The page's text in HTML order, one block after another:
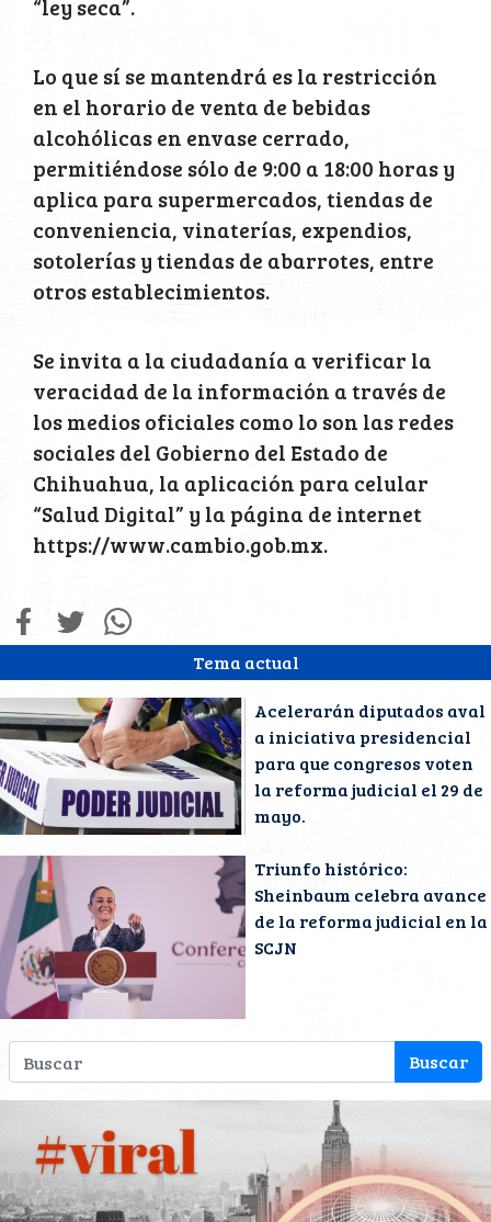
Tema actual
Acelerarán diputados aval
a iniciativa presidencial
para que congresos voten
la reforma judicial el 29 de
mayo.
Triunfo histórico:
Sheinbaum celebra avance
de la reforma judicial en la
SCJN
“ley seca”.
Lo que sí se mantendrá es la restricción
en el horario de venta de bebidas
alcohólicas en envase cerrado,
permitiéndose sólo de 9:00 a 18:00 horas y
aplica para supermercados, tiendas de
conveniencia, vinaterías, expendios,
sotolerías y tiendas de abarrotes, entre
otros establecimientos.
Se invita a la ciudadanía a verificar la
veracidad de la información a través de
los medios oficiales como lo son las redes
sociales del Gobierno del Estado de
Chihuahua, la aplicación para celular
“Salud Digital” y la página de internet
https://www.cambio.gob.mx.